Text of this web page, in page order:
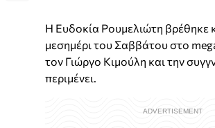
Η Ευδοκία Ρουμελιώτη βρέθηκε
μεσημέρι του Σαββάτου στο
τον Γιώργο Κιμούλη και την
περιμένει.